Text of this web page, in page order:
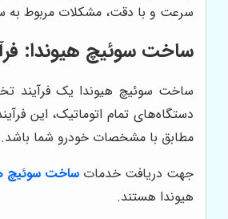
سرعت و با دقت، مشکلات مربوط به
ساخت سوئیچ هیوندا:
ساخت سوئیچ هیوندا یک فرآیند
مطابق با مشخصات خودرو شما باشد.
جهت دریافت خدمات ساخت سوئیچ
هیوندا هستند.